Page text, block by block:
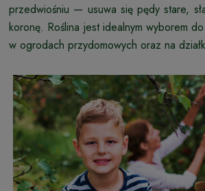
przedwiośniu — usuwa się pędy stare,
koronę. Roślina jest idealnym wyborem
w ogrodach przydomowych oraz na